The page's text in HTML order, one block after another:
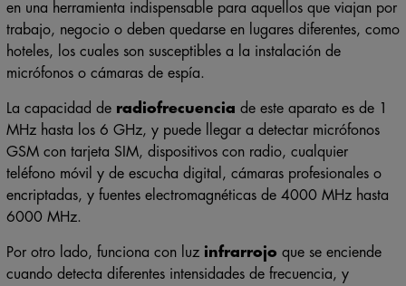
en una herramienta indispensable para aquellos que viajan por
trabajo, negocio o deben quedarse en lugares diferentes, como
hoteles, los cuales son susceptibles a la instalación de
micrófonos o cámaras de espía.
La capacidad de radiofrecuencia de este aparato es de 1
MHz hasta los 6 GHz, y puede llegar a detectar micrófonos
GSM con tarjeta SIM, dispositivos con radio, cualquier
teléfono móvil y de escucha digital, cámaras profesionales o
encriptadas, y fuentes electromagnéticas de 4000 MHz hasta
6000 MHz.
Por otro lado, funciona con luz infrarrojo que se enciende
cuando detecta diferentes intensidades de frecuencia, y